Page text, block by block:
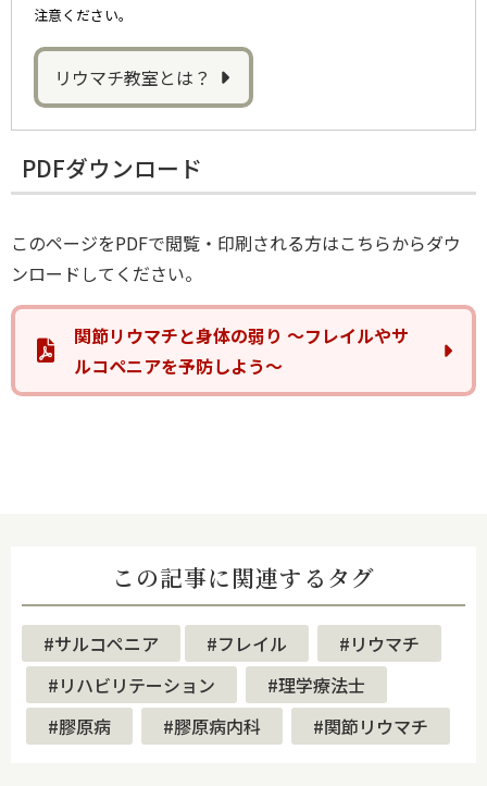
注意ください。
リウマチ教室とは？
PDFダウンロード
このページをPDFで閲覧・印刷される方はこちらからダウ
ンロードしてください。
関節リウマチと身体の弱り ～フレイルやサ
ルコペニアを予防しよう～
この記事に関連するタグ
#サルコペニア #フレイル
#リウマチ
#リハビリテーション
#理学療法士
#膠原病
#膠原病内科 #関節リウマチ